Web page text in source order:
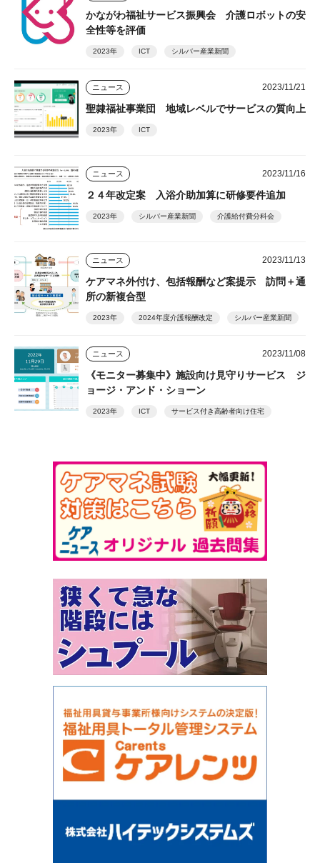
かながわ福祉サービス振興会 介護ロボットの安
全性等を評価
2023年 ICT シルバー産業新聞
ニュース 2023/11/21
聖隷福祉事業団 地域レベルでサービスの質向上
2023年 ICT
ニュース 2023/11/16
２４年改定案 入浴介助加算に研修要件追加
2023年 シルバー産業新聞 介護給付費分科会
ニュース 2023/11/13
ケアマネ外付け、包括報酬など案提示 訪問＋通
所の新複合型
2023年 2024年度介護報酬改定 シルバー産業新聞
ニュース 2023/11/08
《モニター募集中》施設向け見守りサービス ジ
ョージ・アンド・ショーン
2023年 ICT サービス付き高齢者向け住宅